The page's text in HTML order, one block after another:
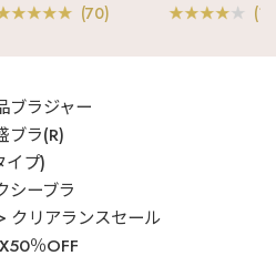
(70) (1)
ブラジャー
ブラ(R)
イプ)
シーブラ
クリアランスセール
％OFF